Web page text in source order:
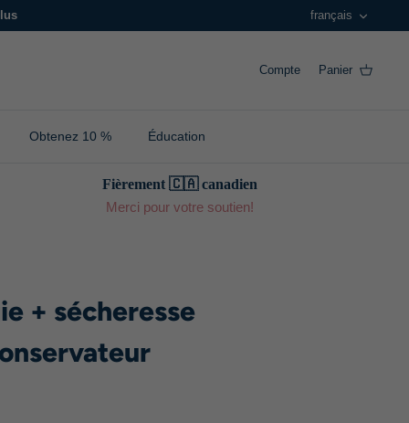
Langue
français
Compte Panier
Obtenez 10 % Éducation
Fièrement 🇨🇦 canadien
Merci pour votre soutien!
+ sécheresse